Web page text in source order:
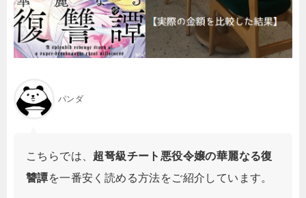
パンダ
こちらでは、 超弩級チート悪役令嬢の華麗なる復
讐譚を一番安く読める方法をご紹介しています。